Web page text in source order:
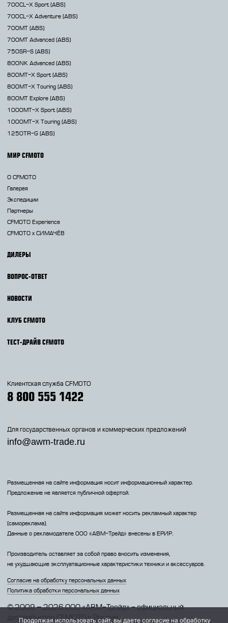
700CL-X Sport (ABS)
700CL-X Adventure (ABS)
700MT (ABS)
700MT Advanced (ABS)
750SR-S (ABS)
800NK Advanced (ABS)
800MT-X Sport (ABS)
800MT-X Touring (ABS)
800MT Explore (ABS)
1000MT-X Sport (ABS)
1000MT-X Touring (ABS)
1250TR-G (ABS)
МИР CFMOTO
О CFMOTO
Галерея
Экспедиции
Партнеры
CFMOTO Experience
CFMOTO х СИМАЧЁВ
ДИЛЕРЫ
ВОПРОС-ОТВЕТ
НОВОСТИ
КЛУБ CFMOTO
ТЕСТ-ДРАЙВ CFMOTO
Клиентская служба CFMOTO
8 800 555 1422
Для государственных органов и коммерческих предложений
info@awm-trade.ru
Размещенная на сайте информация носит информационный характер.
Предложение не является публичной офертой.
Размещенная на сайте информация может носить рекламный характер
(самореклама).
Данные о рекламодателе 000 «АВМ-Трейд» внесены в ЕРИР.
Производитель оставляет за собой право вносить изменения,
не ухудшающие эксплуатационные характеристики техники и аксессуаров.
Согласие на обработку персональных данных
Политика обработки персональных данных
© 2009 – 2026 ООО «АВМ-Трейд» - официальный
дистрибьютор CFMOTO в России
Продолжая использовать сайт, вы даете согласие на обработку